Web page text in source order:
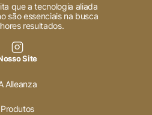
que a tecnologia aliada
são essenciais na busca
resultados.
Site
Alleanza
Produtos